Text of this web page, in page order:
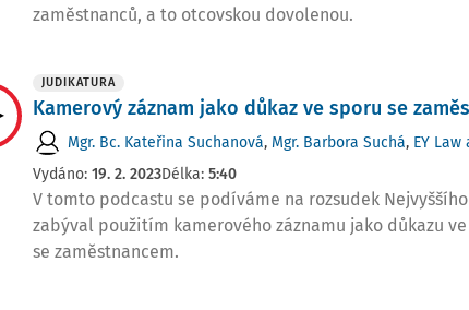
zaměstnanců, a to otcovskou dovolenou.
JUDIKATURA
Kamerový záznam jako důkaz ve sporu se
Mgr. Bc. Kateřina Suchanová, Mgr. Barbora Suchá, EY
Vydáno: 19. 2. 2023Délka: 5:40
V tomto podcastu se podíváme na rozsudek
zabýval použitím kamerového záznamu jako důkazu
se zaměstnancem.